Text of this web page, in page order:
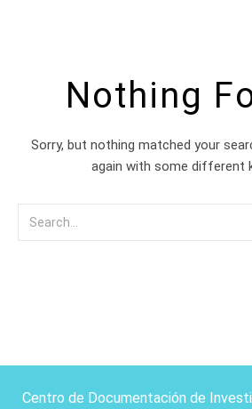
Nothing
Sorry, but nothing matched your
again with some different
Centro de Documentación de